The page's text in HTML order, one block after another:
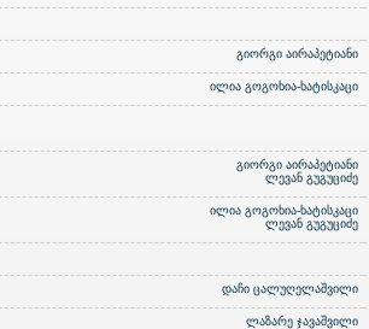
გიორგი აირაპეტიანი
ილია გოგოხია-ხატისკაცი
გიორგი აირაპეტიანი
ლევან გუგუციძე
ილია გოგოხია-ხატისკაცი
ლევან გუგუციძე
დაჩი ცალუღელაშვილი
ლაზარე ჯავაშვილი